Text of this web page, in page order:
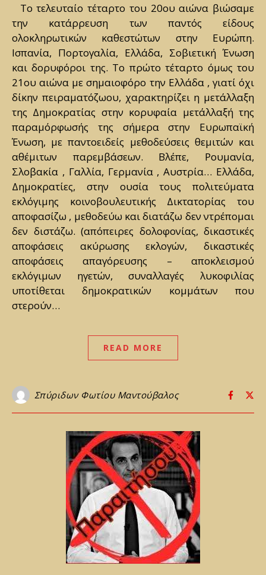
Το τελευταίο τέταρτο του 20ου αιώνα βιώσαμε
την κατάρρευση των παντός είδους
ολοκληρωτικών καθεστώτων στην Ευρώπη.
Ισπανία, Πορτογαλία, Ελλάδα, Σοβιετική Ένωση
και δορυφόροι της. Το πρώτο τέταρτο όμως του
21ου αιώνα με σημαιοφόρο την Ελλάδα , γιατί όχι
δίκην πειραματόζωου, χαρακτηρίζει η μετάλλαξη
της Δημοκρατίας στην κορυφαία μετάλλαξή της
παραμόρφωσής της σήμερα στην Ευρωπαϊκή
Ένωση, με παντοειδείς μεθοδεύσεις θεμιτών και
αθέμιτων παρεμβάσεων. Βλέπε, Ρουμανία,
Σλοβακία , Γαλλία, Γερμανία , Αυστρία… Ελλάδα,
Δημοκρατίες, στην ουσία τους πολιτεύματα
εκλόγιμης κοινοβουλευτικής Δικτατορίας του
αποφασίζω , μεθοδεύω και διατάζω δεν ντρέπομαι
δεν διστάζω. (απόπειρες δολοφονίας, δικαστικές
αποφάσεις ακύρωσης εκλογών, δικαστικές
αποφάσεις απαγόρευσης – αποκλεισμού
εκλόγιμων ηγετών, συναλλαγές λυκοφιλίας
υποτίθεται δημοκρατικών κομμάτων που
στερούν…
READ MORE
Σπύριδων Φωτίου Μαντούβαλος